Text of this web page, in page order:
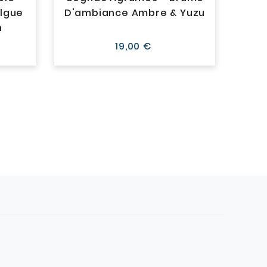
D'ambiance Ambre & Yuzu
19,00 €